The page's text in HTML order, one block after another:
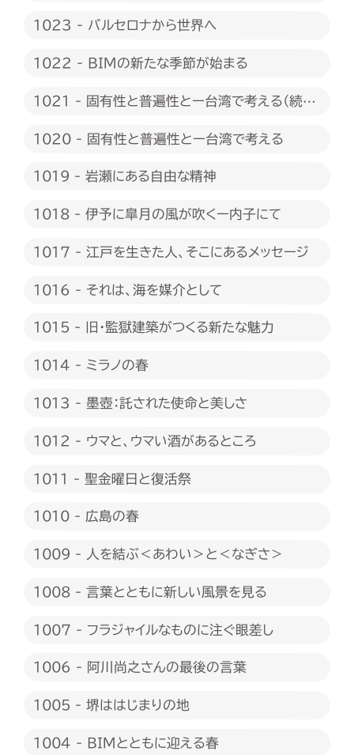
1023 - バルセロナから世界へ
1022 - BIMの新たな季節が始まる
1021 - 固有性と普遍性とー台湾で考える（続
1020 - 固有性と普遍性とー台湾で考える
1019 - 岩瀬にある自由な精神
1018 - 伊予に皐月の風が吹くー内子にて
1017 - 江戸を生きた人、そこにあるメッセージ
1016 - それは、海を媒介として
1015 - 旧・監獄建築がつくる新たな魅力
1014 - ミラノの春
1013 - 墨壺：託された使命と美しさ
1012 - ウマと、ウマい酒があるところ
1011 - 聖金曜日と復活祭
1010 - 広島の春
1009 - 人を結ぶ＜あわい＞と＜なぎさ＞
1008 - 言葉とともに新しい風景を見る
1007 - フラジャイルなものに注ぐ眼差し
1006 - 阿川尚之さんの最後の言葉
1005 - 堺ははじまりの地
1004 - BIMとともに迎える春